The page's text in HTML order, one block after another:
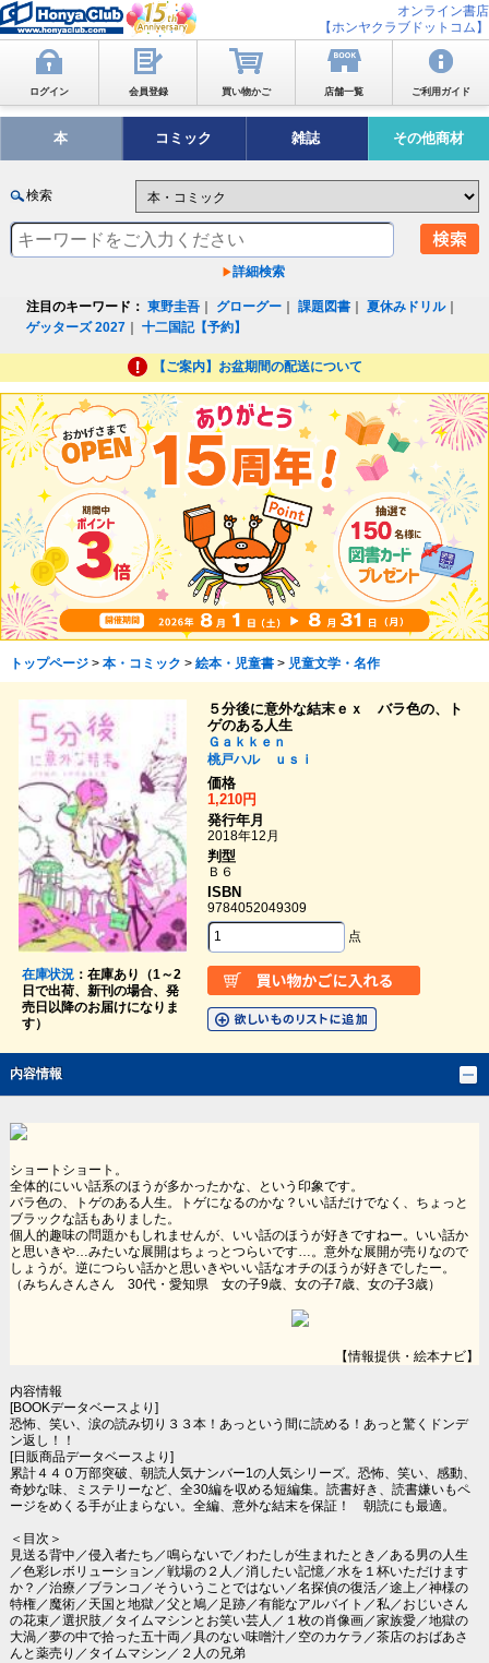
オンライン書店
【ホンヤクラブドットコム】
ログイン 会員登録 買い物かご 店舗一覧 ご利用ガイド
本 コミック 雑誌 その他商材
検索
詳細検索
注目のキーワード： 東野圭吾 グローグー ｜課題図書 ｜夏休みドリル｜
ゲッターズ 2027 ｜十二国記【予約】
【ご案内】お盆期間の配送について
トップページ> 本・コミック > 絵本・児童書> 児童文学・名作
在庫状況：在庫あり（1～2
日で出荷、新刊の場合、発
売日以降のお届けになりま
す）
５分後に意外な結末ｅｘ バラ色の、ト
ゲのある人生
Ｇａｋｋｅｎ
桃戸ハル
ｕｓｉ
価格
1,210円
発行年月
2018年12月
判型
Ｂ６
ISBN
9784052049309
点
内容情報
ショートショート。
全体的にいい話系のほうが多かったかな、という印象です。
バラ色の、トゲのある人生。トゲになるのかな？いい話だけでなく、ちょっと
ブラックな話もありました。
個人的趣味の問題かもしれませんが、いい話のほうが好きですねー。いい話か
と思いきや…みたいな展開はちょっとつらいです…。意外な展開が売りなので
しょうが。逆につらい話かと思いきやいい話なオチのほうが好きでしたー。
（みちんさんさん 30代・愛知県 女の子9歳、女の子7歳、女の子3歳）
【情報提供・絵本ナビ】
内容情報
[BOOKデータベースより]
恐怖、笑い、涙の読み切り３３本！あっという間に読める！あっと驚くドンデ
ン返し！！
[日販商品データベースより]
累計４４０万部突破、朝読人気ナンバー1の人気シリーズ。恐怖、笑い、感動、
奇妙な味、ミステリーなど、全30編を収める短編集。読書好き、読書嫌いもペ
ージをめくる手が止まらない。全編、意外な結末を保証！ 朝読にも最適。
＜目次＞
見送る背中／侵入者たち／鳴らないで／わたしが生まれたとき／ある男の人生
／色彩レボリューション／戦場の２人／消したい記憶／水を１杯いただけます
か？／治療／ブランコ／そういうことではない／名探偵の復活／途上／神様の
特権／魔術／天国と地獄／父と鳩／足跡／有能なアルバイト／私／おじいさん
の花束／選択肢／タイムマシンとお笑い芸人／１枚の肖像画／家族愛／地獄の
大渦／夢の中で拾った五十両／具のない味噌汁／空のカケラ／茶店のおばあさ
んと薬売り／タイムマシン／２人の兄弟